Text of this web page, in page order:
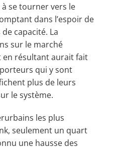
se tourner vers le
dans l’espoir de
capacité. La
sur le marché
résultant aurait fait
qui y sont
plus de leurs
le système.
les plus
seulement un quart
une hausse des